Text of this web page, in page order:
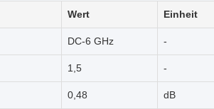
Wert Einheit
DC-6 GHz -
1,5 -
0,48 dB